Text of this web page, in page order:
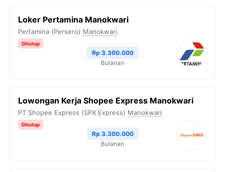
Loker Pertamina Manokwari
Pertamina (Persero) Manokwari
Ditutup
Rp 3.300.000
Bulanan
Lowongan Kerja Shopee Express Manokwari
PT Shopee Express (SPX Express) Manokwari
Ditutup
Rp 3.300.000
Bulanan